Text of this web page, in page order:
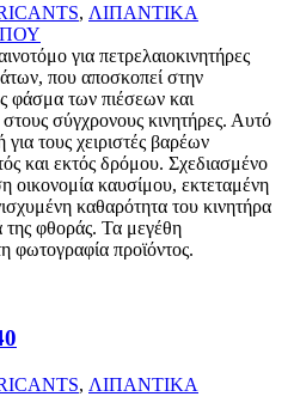
, ΛΙΠΑΝΤΙΚΑ
για πετρελαιοκινητήρες
που αποσκοπεί στην
φάσμα των πιέσεων και
σύγχρονους κινητήρες. Αυτό
για τους χειριστές βαρέων
και εκτός δρόμου. Σχεδιασμένο
οικονομία καυσίμου, εκτεταμένη
καθαρότητα του κινητήρα
της φθοράς. Τα μεγέθη
φωτογραφία προϊόντος.
, ΛΙΠΑΝΤΙΚΑ